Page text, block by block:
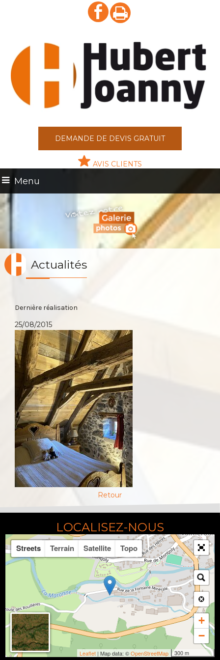
DEMANDE DE DEVIS GRATUIT
AVIS CLIENTS
Menu
Actualités
Dernière réalisation
25/08/2015
Retour
LOCALISEZ-NOUS
Streets Terrain Satellite Topo
+
−
300 m
Leaflet| Map data: ©OpenStreetMap